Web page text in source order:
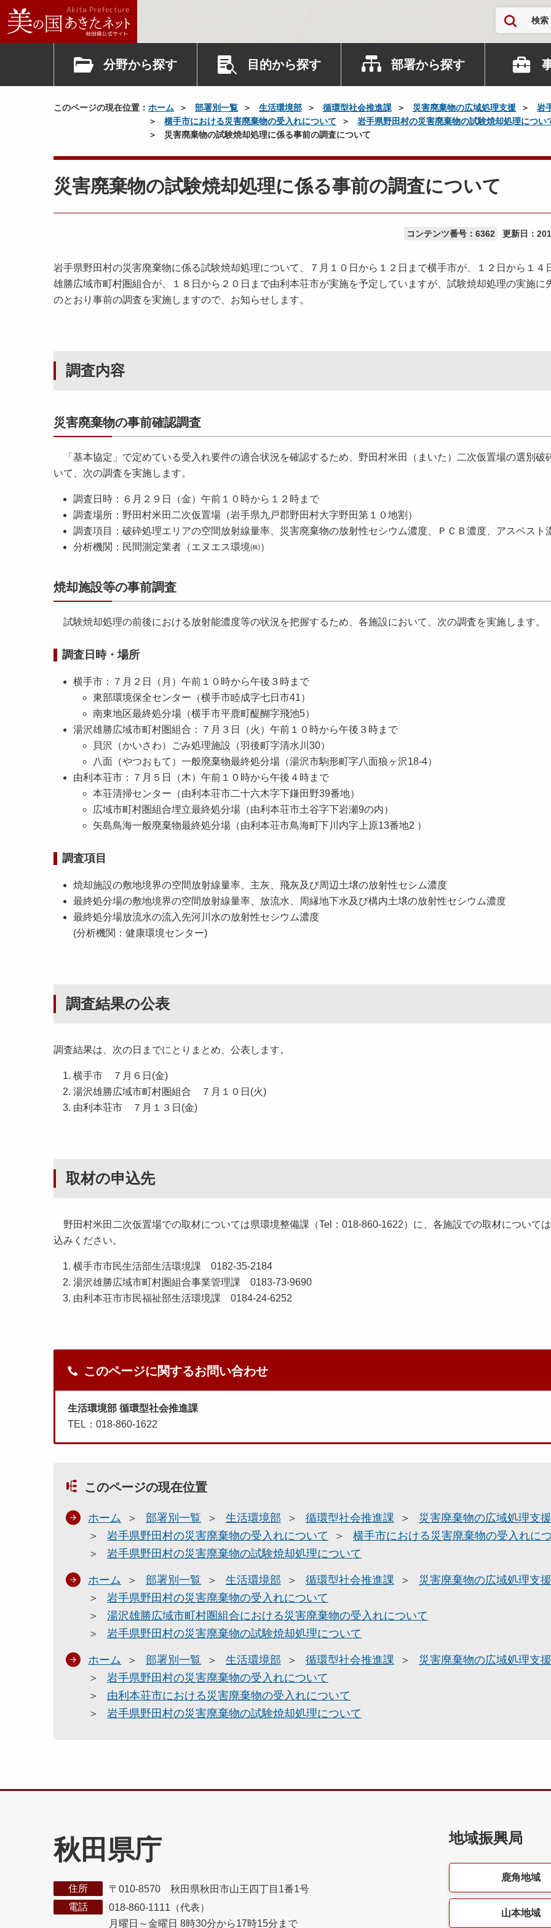
検索
分野から探す 目的から探す 部署から探す
このページの現在位置： ホーム 部署別一覧 生活環境部 循環型社会推進課 災害廃棄物の広域処理支援
岩
横手市における災害廃棄物の受入れについて
岩手県野田村の災害廃棄物の試験焼却処理につい
災害廃棄物の試験焼却処理に係る事前の調査について
災害廃棄物の試験焼却処理に係る事前の調査について
コンテンツ番号：6362 更新日：
岩手県野田村の災害廃棄物に係る試験焼却処理について、７月１０日から１２日まで横手市が、１２日から１４
雄勝広域市町村圏組合が、１８日から２０日まで由利本荘市が実施を予定していますが、試験焼却処理の実施に
のとおり事前の調査を実施しますので、お知らせします。
調査内容
災害廃棄物の事前確認調査
「基本協定」で定めている受入れ要件の適合状況を確認するため、野田村米田（まいた）二次仮置場の選別破
いて、次の調査を実施します。
調査日時：６月２９日（金）午前１０時から１２時まで
調査場所：野田村米田二次仮置場（岩手県九戸郡野田村大字野田第１０地割）
調査項目：破砕処理エリアの空間放射線量率、災害廃棄物の放射性セシウム濃度、ＰＣＢ濃度、アスベスト
分析機関：民間測定業者（エヌエス環境㈱）
焼却施設等の事前調査
試験焼却処理の前後における放射能濃度等の状況を把握するため、各施設において、次の調査を実施
調査日時・場所
横手市：７月２日（月）午前１０時から午後３時まで
東部環境保全センター（横手市睦成字七日市41）
南東地区最終処分場（横手市平鹿町醍醐字飛池5）
湯沢雄勝広域市町村圏組合：７月３日（火）午前１０時から午後３時まで
貝沢
（かいさわ）
ごみ処理施設（羽後町字清水川30）
八面 （やつおもて） 一般廃棄物最終処分場（湯沢市駒形町字八面狼ヶ沢18-4）
由利本荘市：７月５日（木）午前１０時から午後４時まで
本荘清掃センター（由利本荘市二十六木字下鎌田野39番地）
広域市町村圏組合埋立最終処分場（由利本荘市土谷字下岩瀬9の内）
矢島鳥海一般廃棄物最終処分場（由利本荘市鳥海町下川内字上原13番地2 ）
調査項目
焼却施設の敷地境界の空間放射線量率、主灰、飛灰及び周辺土壌の放射性セシム濃度
最終処分場の敷地境界の空間放射線量率、放流水、周縁地下水及び構内土壌の放射性セシウム濃度
最終処分場放流水の流入先河川水の放射性セシウム濃度
(分析機関：健康環境センター)
調査結果の公表
調査結果は、次の日までにとりまとめ、公表します。
横手市 ７月６日(金)
湯沢雄勝広域市町村圏組合 ７月１０日(火)
由利本荘市 ７月１３日(金)
取材の申込先
野田村米田二次仮置場での取材については県環境整備課（Tel：018-860-1622）に、各施設での取材について
込みください。
横手市市民生活部生活環境課 0182-35-2184
湯沢雄勝広域市町村圏組合事業管理課 0183-73-9690
由利本荘市市民福祉部生活環境課 0184-24-6252
このページに関するお問い合わせ
生活環境部 循環型社会推進課
TEL：018-860-1622
このページの現在位置
ホーム 部署別一覧 生活環境部 循環型社会推進課
災害廃棄物の広域処理支援
岩手県野田村の災害廃棄物の受入れについて
横手市における災害廃棄物の受入れに
岩手県野田村の災害廃棄物の試験焼却処理について
ホーム 部署別一覧 生活環境部 循環型社会推進課
災害廃棄物の広域処理支援
岩手県野田村の災害廃棄物の受入れについて
湯沢雄勝広域市町村圏組合における災害廃棄物の受入れについて
岩手県野田村の災害廃棄物の試験焼却処理について
ホーム 部署別一覧 生活環境部 循環型社会推進課
災害廃棄物の広域処理支援
岩手県野田村の災害廃棄物の受入れについて
由利本荘市における災害廃棄物の受入れについて
岩手県野田村の災害廃棄物の試験焼却処理について
秋田県庁
住所
〒010-8570 秋田県秋田市山王四丁目1番1号
電話
018-860-1111（代表）
月曜日～金曜日 8時30分から17時15分まで
地域振興局
鹿角地域
山本地域